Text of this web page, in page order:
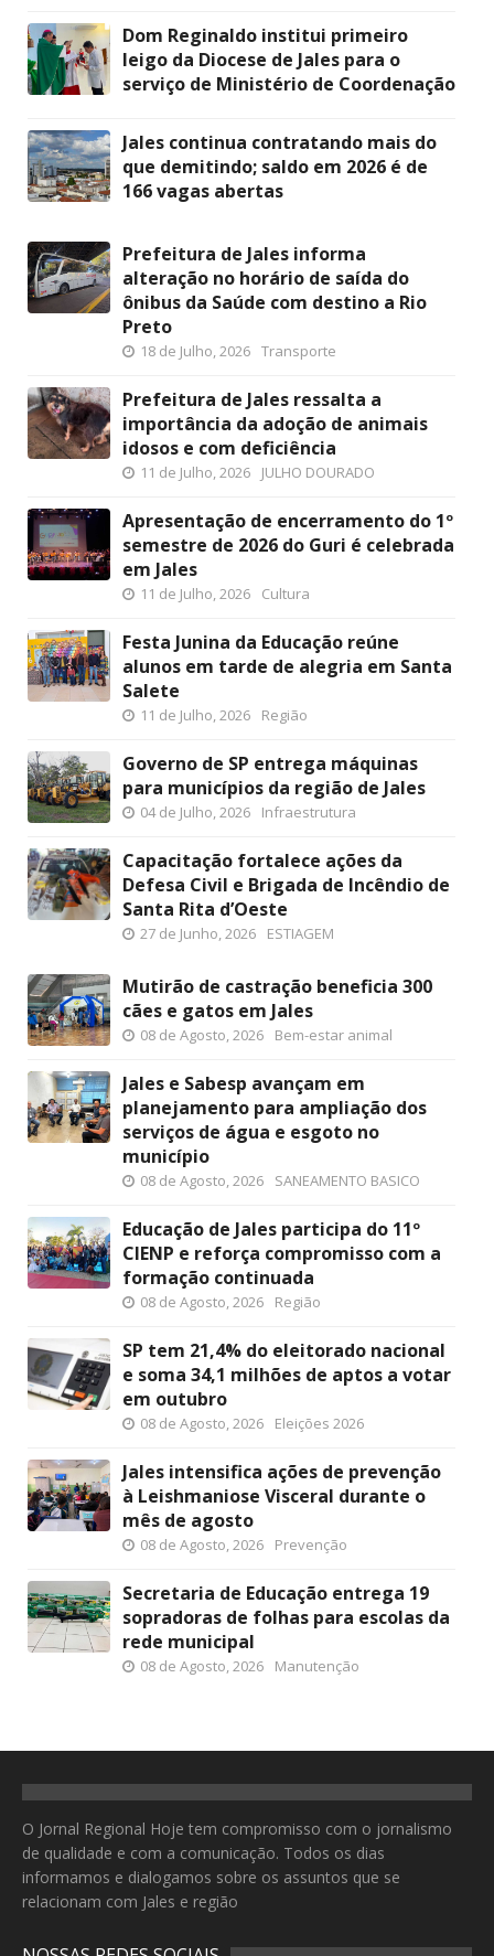
Dom Reginaldo institui primeiro
leigo da Diocese de Jales para o
serviço de Ministério de Coordenação
Jales continua contratando mais do
que demitindo; saldo em 2026 é de
166 vagas abertas
Prefeitura de Jales informa
alteração no horário de saída do
ônibus da Saúde com destino a Rio
Preto
18 de Julho, 2026 Transporte
Prefeitura de Jales ressalta a
importância da adoção de animais
idosos e com deficiência
11 de Julho, 2026 JULHO DOURADO
Apresentação de encerramento do 1º
semestre de 2026 do Guri é celebrada
em Jales
11 de Julho, 2026 Cultura
Festa Junina da Educação reúne
alunos em tarde de alegria em Santa
Salete
11 de Julho, 2026 Região
Governo de SP entrega máquinas
para municípios da região de Jales
04 de Julho, 2026 Infraestrutura
Capacitação fortalece ações da
Defesa Civil e Brigada de Incêndio de
Santa Rita d’Oeste
27 de Junho, 2026 ESTIAGEM
Mutirão de castração beneficia 300
cães e gatos em Jales
08 de Agosto, 2026 Bem-estar animal
Jales e Sabesp avançam em
planejamento para ampliação dos
serviços de água e esgoto no
município
08 de Agosto, 2026 SANEAMENTO BASICO
Educação de Jales participa do 11º
CIENP e reforça compromisso com a
formação continuada
08 de Agosto, 2026 Região
SP tem 21,4% do eleitorado nacional
e soma 34,1 milhões de aptos a votar
em outubro
08 de Agosto, 2026 Eleições 2026
Jales intensifica ações de prevenção
à Leishmaniose Visceral durante o
mês de agosto
08 de Agosto, 2026 Prevenção
Secretaria de Educação entrega 19
sopradoras de folhas para escolas da
rede municipal
08 de Agosto, 2026 Manutenção
O Jornal Regional Hoje tem compromisso com o jornalismo
de qualidade e com a comunicação. Todos os dias
informamos e dialogamos sobre os assuntos que se
relacionam com Jales e região